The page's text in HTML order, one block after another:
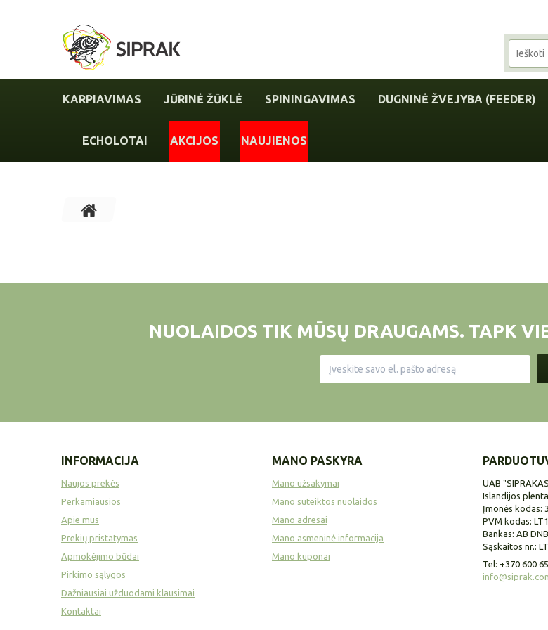
KARPIAVIMAS JŪRINĖ ŽŪKLĖ SPININGAVIMAS DUGNINĖ ŽVEJYBA (FEEDER)
ECHOLOTAI AKCIJOS NAUJIENOS
NUOLAIDOS TIK MŪSŲ DRAUGAMS. TAPK
INFORMACIJA
Naujos prekės
Perkamiausios
Apie mus
Prekių pristatymas
Apmokėjimo būdai
Pirkimo sąlygos
Dažniausiai užduodami klausimai
Kontaktai
MANO PASKYRA
Mano užsakymai
Mano suteiktos nuolaidos
Mano adresai
Mano asmeninė informacija
Mano kuponai
UAB
Islandijos
Įmonės kodas:
PVM kodas:
Bankas: AB DNB
Sąskaitos nr.:
Tel: +370 600